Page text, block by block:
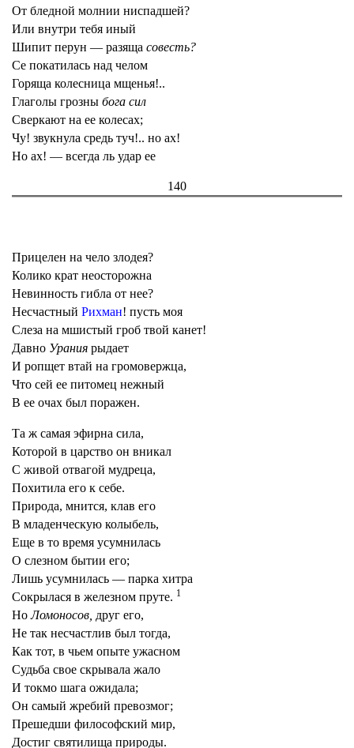
От бледной молнии ниспадшей?
Или внутри тебя иный
Шипит перун — разяща совесть?
Се покатилась над челом
Горяща колесница мщенья!..
Глаголы грозны бога сил
Сверкают на ее колесах;
Чу! звукнула средь туч!.. но ах!
Но ах! — всегда ль удар ее
140
Прицелен на чело злодея?
Колико крат неосторожна
Невинность гибла от нее?
Несчастный Рихман! пусть моя
Слеза на мшистый гроб твой канет!
Давно Урания рыдает
И ропщет втай на громовержца,
Что сей ее питомец нежный
В ее очах был поражен.
Та ж самая эфирна сила,
Которой в царство он вникал
С живой отвагой мудреца,
Похитила его к себе.
Природа, мнится, клав его
В младенческую колыбель,
Еще в то время усумнилась
О слезном бытии его;
Лишь усумнилась — парка хитра
Сокрылася в железном пруте. 1
НоЛомоносов, друг его,
Не так несчастлив был тогда,
Как тот, в чьем опыте ужасном
Судьба свое скрывала жало
И токмо шага ожидала;
Он самый жребий превозмог;
Прешедши философский мир,
Достиг святилища природы.